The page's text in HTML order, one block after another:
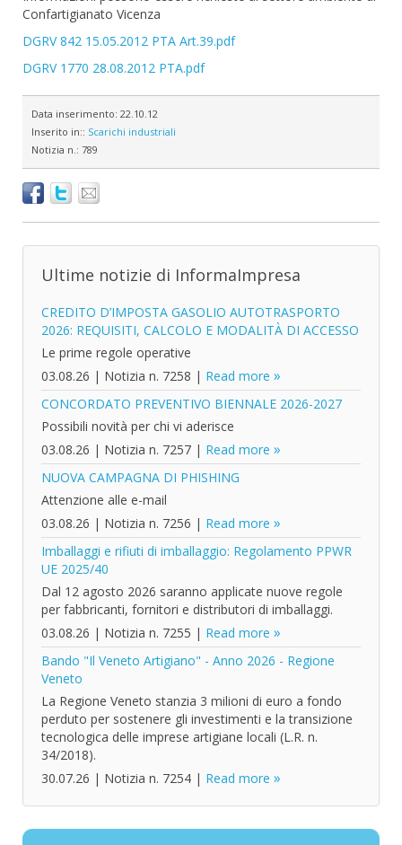
Confartigianato Vicenza
DGRV 842 15.05.2012 PTA Art.39.pdf
DGRV 1770 28.08.2012 PTA.pdf
Data inserimento: 22.10.12
Inserito in:: Scarichi industriali
Notizia n.: 789
Ultime notizie di InformaImpresa
CREDITO D’IMPOSTA GASOLIO AUTOTRASPORTO
2026: REQUISITI, CALCOLO E MODALITÀ DI ACCESSO
Le prime regole operative
03.08.26 | Notizia n. 7258 | Read more
CONCORDATO PREVENTIVO BIENNALE 2026-2027
Possibili novità per chi vi aderisce
03.08.26 | Notizia n. 7257 | Read more
NUOVA CAMPAGNA DI PHISHING
Attenzione alle e-mail
03.08.26 | Notizia n. 7256 | Read more
Imballaggi e rifiuti di imballaggio: Regolamento PPWR
UE 2025/40
Dal 12 agosto 2026 saranno applicate nuove regole
per fabbricanti, fornitori e distributori di imballaggi.
03.08.26 | Notizia n. 7255 | Read more
Bando "Il Veneto Artigiano" - Anno 2026 - Regione
Veneto
La Regione Veneto stanzia 3 milioni di euro a fondo
perduto per sostenere gli investimenti e la transizione
tecnologica delle imprese artigiane locali (L.R. n.
34/2018).
30.07.26 | Notizia n. 7254 | Read more